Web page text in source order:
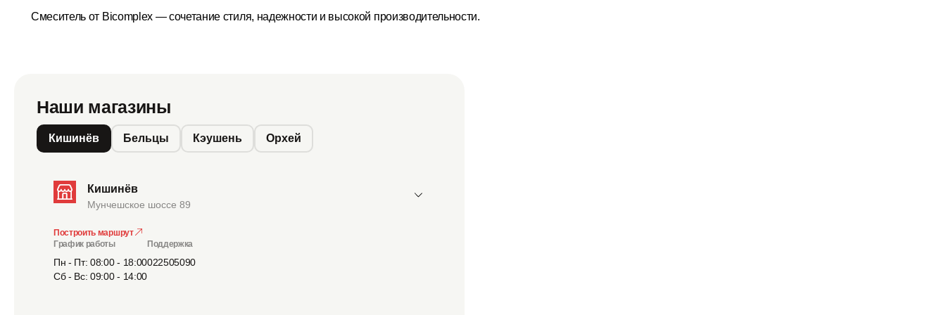
Смеситель от Bicomplex — сочетание стиля, надежности и высокой производительности.
Наши магазины
Кишинёв Бельцы Кэушень Орхей
Кишинёв
Мунчешское шоссе 89
Построить маршрут
График работы
Пн - Пт: 08:00 - 18:00
Сб - Вс: 09:00 - 14:00
Поддержка
022505090